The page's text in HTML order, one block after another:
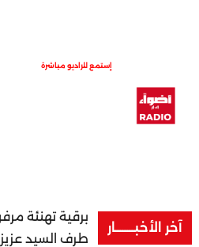
إستمع للراديو مباشرة
آخر الأخبــــــــار
برقية تهنئة
طرف السيد عزيز